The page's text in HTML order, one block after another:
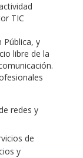
TIC
Pública, y
libre de la
redes y
de
y